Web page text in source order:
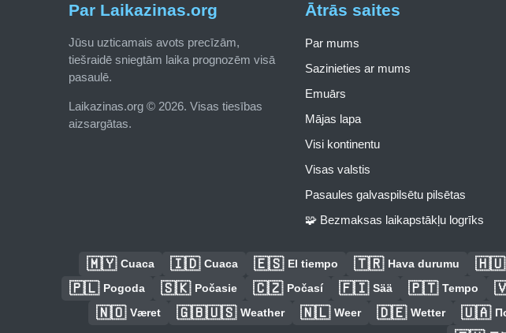
Par Laikazinas.org
Jūsu uzticamais avots precīzām,
tiešraidē sniegtām laika prognozēm visā
pasaulē.
Laikazinas.org © 2026. Visas tiesības
aizsargātas.
Ātrās saites
Par mums
Sazinieties ar mums
Emuārs
Mājas lapa
Visi kontinentu
Visas valstis
Pasaules galvaspilsētu pilsētas
🧩 Bezmaksas laikapstākļu logrīks
🇲🇾 Cuaca 🇮🇩 Cuaca 🇪🇸 El tiempo 🇹🇷 Hava durumu 🇭🇺
🇵🇱 Pogoda 🇸🇰 Počasie 🇨🇿 Počasí 🇫🇮 Sää 🇵🇹 Tempo
🇳🇴 Været 🇬🇧🇺🇸 Weather 🇳🇱 Weer 🇩🇪 Wetter 🇺🇦